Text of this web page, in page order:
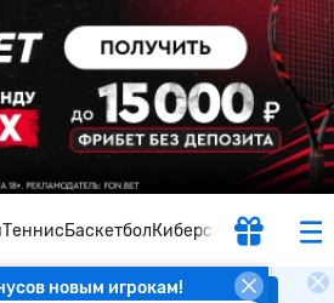
ТеннисБаскетболКиберспорт
новым игрокам! Скачать